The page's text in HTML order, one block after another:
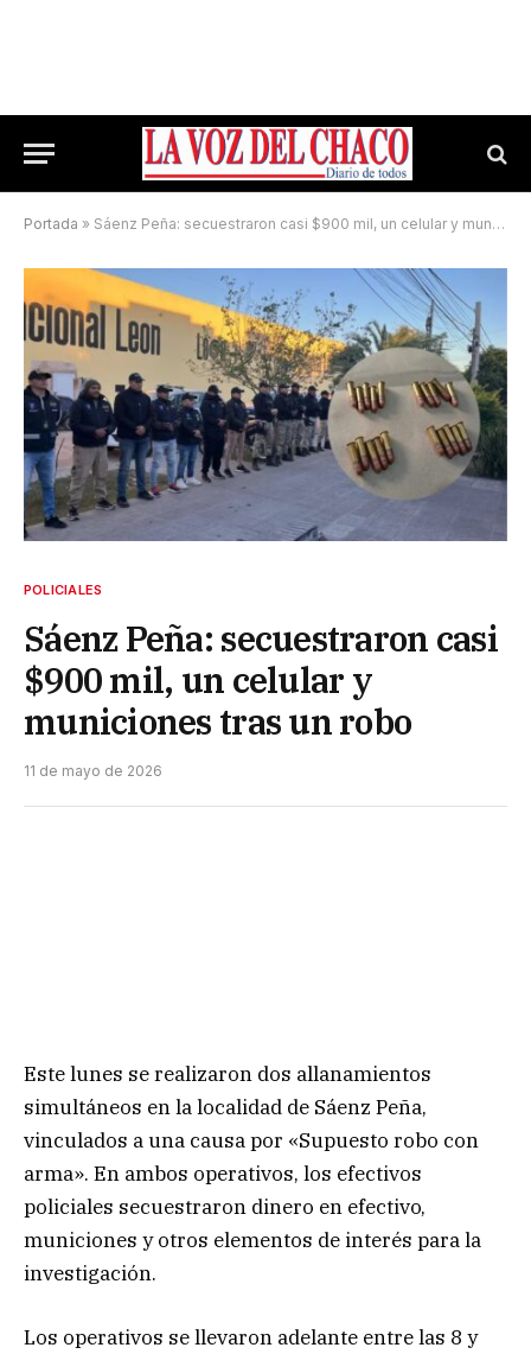
Portada » Sáenz Peña: secuestraron casi $900 mil, un celular y municiones tras un robo
POLICIALES
Sáenz Peña: secuestraron casi
$900 mil, un celular y
municiones tras un robo
11 de mayo de 2026
Este lunes se realizaron dos allanamientos
simultáneos en la localidad de Sáenz Peña,
vinculados a una causa por «Supuesto robo con
arma». En ambos operativos, los efectivos
policiales secuestraron dinero en efectivo,
municiones y otros elementos de interés para la
investigación.
Los operativos se llevaron adelante entre las 8 y